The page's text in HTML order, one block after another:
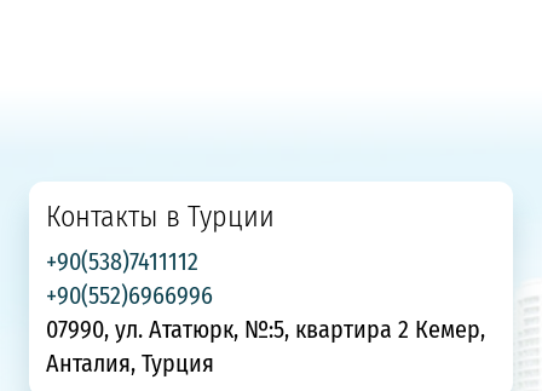
Контакты в Турции
+90(538)7411112
+90(552)6966996
07990, ул. Ататюрк, №:5, квартира 2 Кемер,
Анталия, Турция